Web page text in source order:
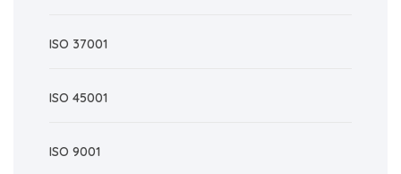
ISO 37001
ISO 45001
ISO 9001